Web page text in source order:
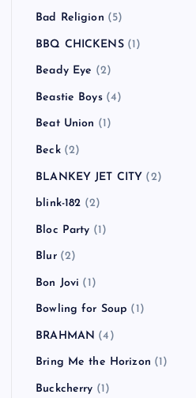
Bad Religion (5)
BBQ CHICKENS(1)
Beady Eye (2)
Beastie Boys(4)
Beat Union (1)
Beck(2)
BLANKEY JET CITY (2)
blink-182 (2)
Bloc Party (1)
Blur(2)
Bon Jovi (1)
Bowling for Soup (1)
BRAHMAN (4)
Bring Me the Horizon (1)
Buckcherry (1)